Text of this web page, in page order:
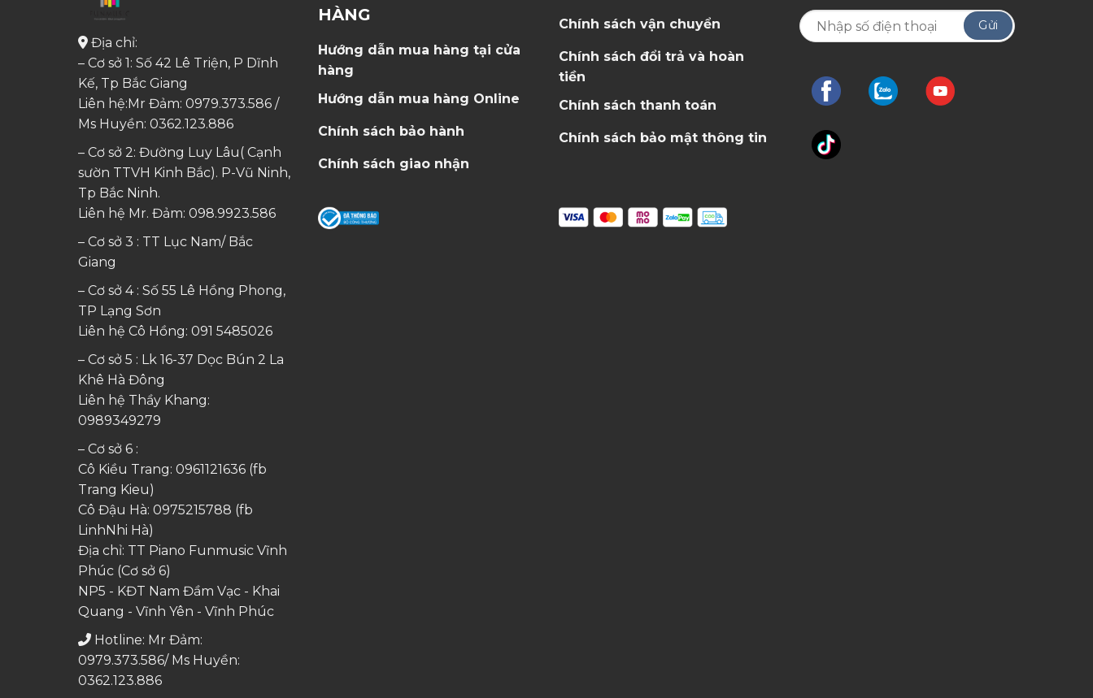
Địa chỉ:
– Cơ sở 1: Số 42 Lê Triện, P Dĩnh
Kế, Tp Bắc Giang
Liên hệ:Mr Đảm: 0979.373.586 /
Ms Huyền: 0362.123.886
– Cơ sở 2: Đường Luy Lâu( Cạnh
sườn TTVH Kinh Bắc). P-Vũ Ninh,
Tp Bắc Ninh.
Liên hệ Mr. Đảm: 098.9923.586
– Cơ sở 3 : TT Lục Nam/ Bắc
Giang
– Cơ sở 4 : Số 55 Lê Hồng Phong,
TP Lạng Sơn
Liên hệ Cô Hồng: 091 5485026
– Cơ sở 5 : Lk 16-37 Dọc Bún 2 La
Khê Hà Đông
Liên hệ Thầy Khang:
0989349279
– Cơ sở 6 :
Cô Kiều Trang: 0961121636(fb
Trang Kieu)
Cô Đậu Hà: 0975215788 (fb
LinhNhi Hà)
Địa chỉ: TT Piano Funmusic Vĩnh
Phúc (Cơ sở 6)
NP5 - KĐT Nam Đầm Vạc - Khai
Quang - Vĩnh Yên - Vĩnh Phúc
Hotline: Mr Đảm:
0979.373.586/ Ms Huyền:
0362.123.886
HÀNG
Hướng dẫn mua hàng tại cửa
hàng
Hướng dẫn mua hàng Online
Chính sách bảo hành
Chính sách giao nhận
Chính sách vận chuyển
Chính sách đổi trả và hoàn
tiền
Chính sách thanh toán
Chính sách bảo mật thông tin